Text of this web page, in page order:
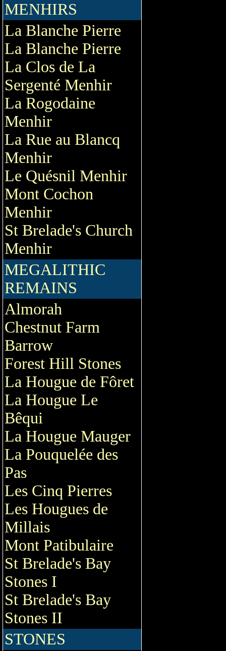
MENHIRS
La Blanche Pierre
La Blanche Pierre
La Clos de La
Sergenté Menhir
La Rogodaine
Menhir
La Rue au Blancq
Menhir
Le Quésnil Menhir
Mont Cochon
Menhir
St Brelade's Church
Menhir
MEGALITHIC
REMAINS
Almorah
Chestnut Farm
Barrow
Forest Hill Stones
La Hougue de Fôret
La Hougue Le
Bêqui
La Hougue Mauger
La Pouquelée des
Pas
Les Cinq Pierres
Les Hougues de
Millais
Mont Patibulaire
St Brelade's Bay
Stones I
St Brelade's Bay
Stones II
STONES